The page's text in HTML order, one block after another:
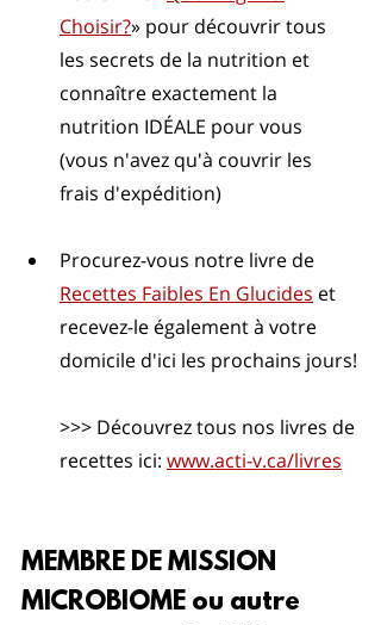
Choisir?» pour découvrir tous
les secrets de la nutrition et
connaître exactement la
nutrition IDÉALE pour vous
(vous n'avez qu'à couvrir les
frais d'expédition)
Procurez-vous notre livre de
Recettes Faibles En Glucides et
recevez-le également à votre
domicile d'ici les prochains jours!
>>> Découvrez tous nos livres de
recettes ici: www.acti-v.ca/livres
MEMBRE DE MISSION
MICROBIOME ou autre